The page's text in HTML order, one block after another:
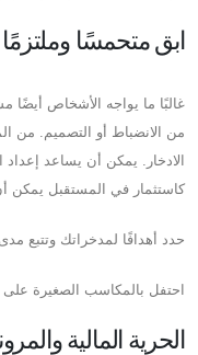
ابق متحمسًا وملتزمًا
غالبًا ما يواجه الأشخاص أيضًا
من الانضباط أو التصميم. من
الادخار. يمكن أن يساعد إعداد
كاستثمار في المستقبل يمكن
حدد أهدافًا لمدخراتك وتتبع
احتفل بالمكاسب الصغيرة
الحرية المالية